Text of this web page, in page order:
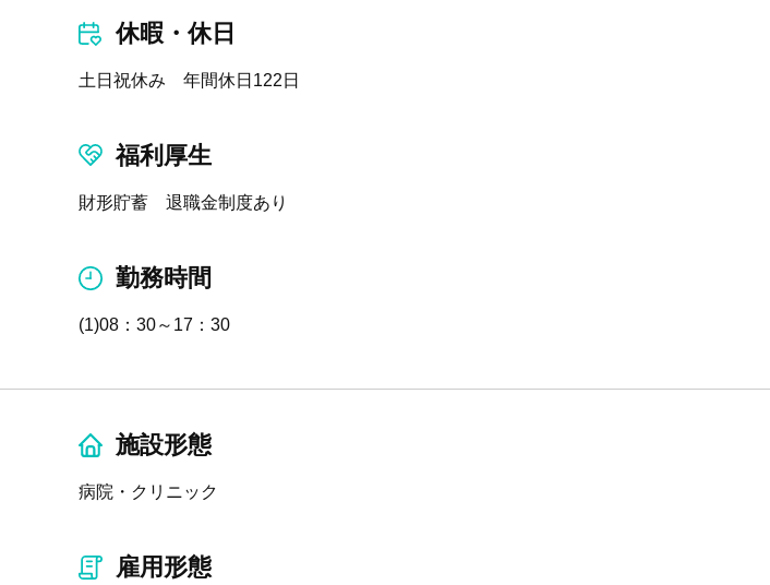
休暇・休日
土日祝休み 年間休日122日
福利厚生
財形貯蓄 退職金制度あり
勤務時間
(1)08：30～17：30
施設形態
病院・クリニック
雇用形態